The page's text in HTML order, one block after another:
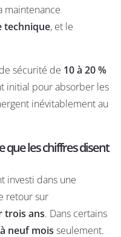
maintenance
technique, et le
sécurité de 10 à 20 %
initial pour absorber les
inévitablement au
que les chiffres disent
investi dans une
retour sur
trois ans. Dans certains
neuf mois seulement.